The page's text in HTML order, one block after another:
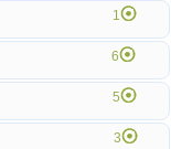
1
6
5
3